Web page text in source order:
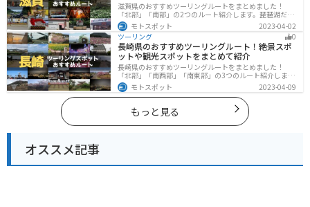
滋賀県のおすすめツーリングルートをまとめました！
「北部」「南部」の2つのルート紹介します。琵琶湖だけ
でなく、比叡山ドライブウェイなどの山を楽しめるスポ
ットも多数あります。バイクで滋賀県にツーリングに行
く際は参考にしてください。
モトスポット
2023-04-02
ツーリング
0
長崎県のおすすめツーリングルート！絶景スポ
ットや観光スポットをまとめて紹介
長崎県のおすすめツーリングルートをまとめました！
「北部」「南西部」「南東部」の3つのルート紹介しま
す。国際色豊かな街並みや世界遺産、絶景ポイントが数
多く存在し、様々な楽しみ方ができます。バイクで長崎
県にツーリングに行く際は参考にしてください。
モトスポット 2023-04-09
もっと見る
オススメ記事